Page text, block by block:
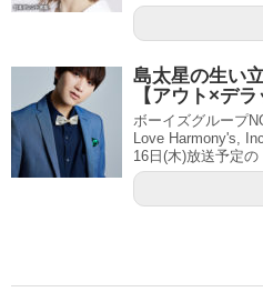
島太星の生い
【アウト×デラ
ボーイズグループ
Love Harmony's,
16日(木)放送予定の